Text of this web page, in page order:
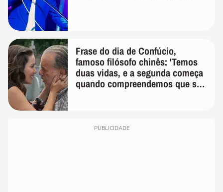
Frase do dia de Confúcio,
famoso filósofo chinês: 'Temos
duas vidas, e a segunda começa
quando compreendemos que só
PUBLICIDADE